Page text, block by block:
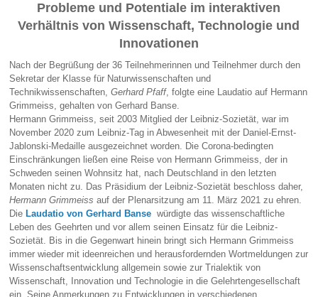
Probleme und Potentiale im interaktiven
Verhältnis von Wissenschaft, Technologie und
Innovationen
Nach der Begrüßung der 36 Teilnehmerinnen und Teilnehmer durch den
Sekretar der Klasse für Naturwissenschaften und
Technikwissenschaften,Gerhard Pfaff, folgte eine Laudatio auf Hermann
Grimmeiss, gehalten von Gerhard Banse.
Hermann Grimmeiss, seit 2003 Mitglied der Leibniz-Sozietät, war im
November 2020 zum Leibniz-Tag in Abwesenheit mit der Daniel-Ernst-
Jablonski-Medaille ausgezeichnet worden. Die Corona-bedingten
Einschränkungen ließen eine Reise von Hermann Grimmeiss, der in
Schweden seinen Wohnsitz hat, nach Deutschland in den letzten
Monaten nicht zu. Das Präsidium der Leibniz-Sozietät beschloss daher,
Hermann Grimmeiss auf der Plenarsitzung am 11. März 2021 zu ehren.
DieLaudatio von Gerhard Banse würdigte das wissenschaftliche
Leben des Geehrten und vor allem seinen Einsatz für die Leibniz-
Sozietät. Bis in die Gegenwart hinein bringt sich Hermann Grimmeiss
immer wieder mit ideenreichen und herausfordernden Wortmeldungen zur
Wissenschaftsentwicklung allgemein sowie zur Trialektik von
Wissenschaft, Innovation und Technologie in die Gelehrtengesellschaft
ein. Seine Anmerkungen zu Entwicklungen in verschiedenen